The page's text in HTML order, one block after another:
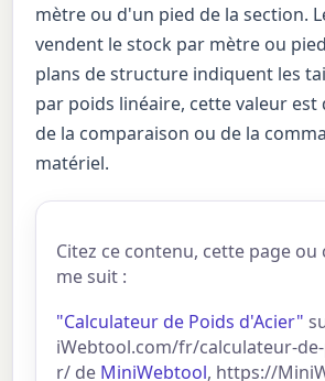
mètre ou d'un pied de la section.
vendent le stock par mètre ou
plans de structure indiquent les
par poids linéaire, cette valeur est
de la comparaison ou de la
matériel.
Citez ce contenu, cette page
me suit :
"Calculateur de Poids d'Acier"
iWebtool.com/fr/calculateur-
r/ de MiniWebtool, https://